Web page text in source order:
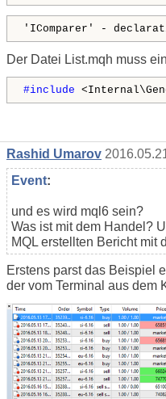
'IComparer' -
Der Datei List.mqh muss
#include
Rashid Umarov
Event:
und es wird mql6 sein?
Was ist mit dem Handel?
MQL erstellten Bericht mit
Erstens parst das Beispiel
der vom Terminal aus dem